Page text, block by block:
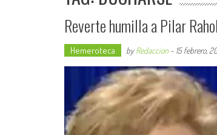
Reverte humilla a Pilar
Hemeroteca byRedaccion - 15 febrero,